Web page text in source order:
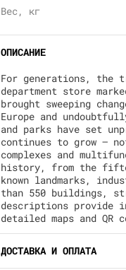
Вес, кг
ОПИСАНИЕ
For generations, the
department store
brought sweeping
Europe and
and parks have set
continues to grow —
complexes and
history, from the
known landmarks,
than 550 buildings,
descriptions provide
detailed maps and
ДОСТАВКА И ОПЛАТА